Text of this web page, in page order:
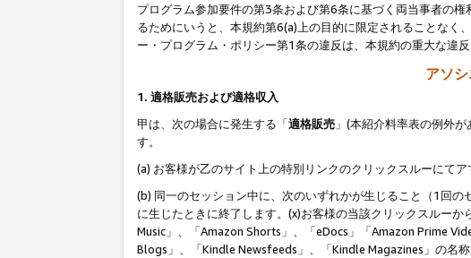
プログラム参加要件の第3条および第6条に基づく両当事者の
るためにいうと、本規約第6(a)上の目的に限定されることなく
ー・プログラム・ポリシー第1条の違反は、本規約の重大な違反
アソ
1. 適格販売および適格収入
甲は、次の場合に発生する「適格販売 」(本紹介料率表の例外
す。
(a) お客様が乙のサイト上の特別リンクのクリックスルーにてア
(b) 同一のセッション中に、次のいずれかが生じること（1回
に生じたときに終了します。(x)お客様の当該クリックスルー
Music」、「Amazon Shorts」、「eDocs」「Amazon Prime
Blogs」、「Kindle Newsfeeds」、「Kindle Magazines」の名